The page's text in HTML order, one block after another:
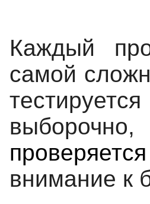
Каждый
самой
тестируется
выборочно,
внимание к